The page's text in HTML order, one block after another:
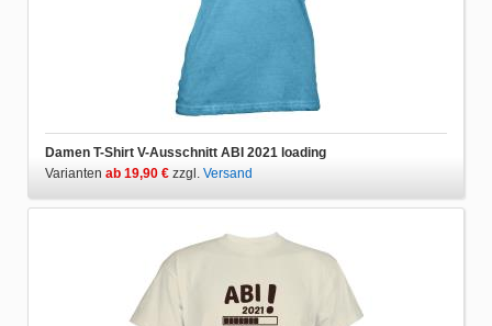
Damen T-Shirt V-Ausschnitt ABI 2021 loading
Varianten ab 19,90 € zzgl. Versand